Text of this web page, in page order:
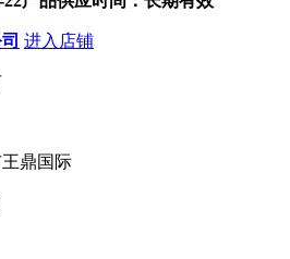
进入店铺
鼎国际